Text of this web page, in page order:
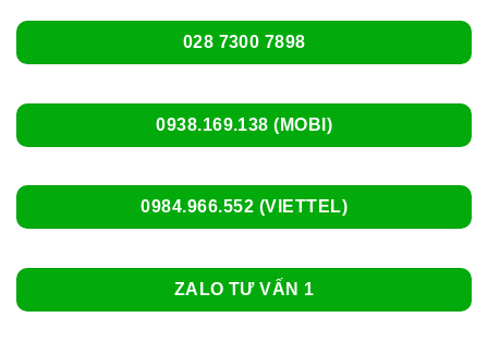
028 7300 7898
0938.169.138 (MOBI)
0984.966.552 (VIETTEL)
ZALO TƯ VẤN 1